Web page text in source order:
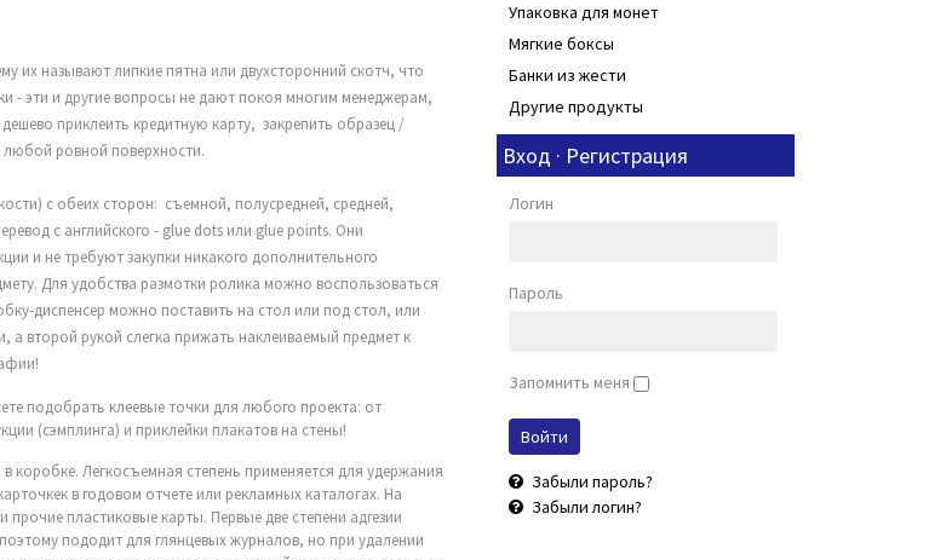
их называют липкие пятна или двухсторонний скотч, что
- эти и другие вопросы не дают покоя многим менеджерам,
приклеить кредитную карту, закрепить образец /
любой ровной поверхности.
с обеих сторон: съемной, полусредней, средней,
с английского - glue dots или glue points. Они
и не требуют закупки никакого дополнительного
Для удобства размотки ролика можно воспользоваться
диспенсер можно поставить на стол или под стол, или
второй рукой слегка прижать наклеиваемый предмет к
подобрать клеевые точки для любого проекта: от
(сэмплинга) и приклейки плакатов на стены!
коробке. Легкосъемная степень применяется для удержания
в годовом отчете или рекламных каталогах. На
пластиковые карты. Первые две степени адгезии
пододит для глянцевых журналов, но при удалении
Упаковка для монет
Мягкие боксы
Банки из жести
Другие продукты
Вход · Регистрация
Логин
Пароль
Запомнить меня
Забыли пароль?
Забыли логин?